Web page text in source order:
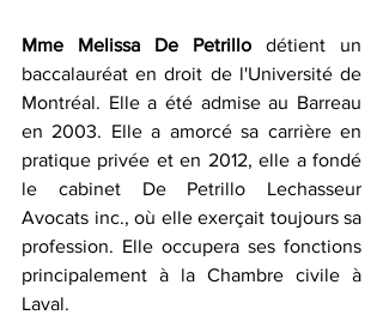
Mme Melissa De Petrillo détient un
baccalauréat en droit de l'Université de
Montréal. Elle a été admise au Barreau
en 2003. Elle a amorcé sa carrière en
pratique privée et en 2012, elle a fondé
le cabinet De Petrillo Lechasseur
Avocats inc., où elle exerçait toujours sa
profession. Elle occupera ses fonctions
principalement à la Chambre civile à
Laval.